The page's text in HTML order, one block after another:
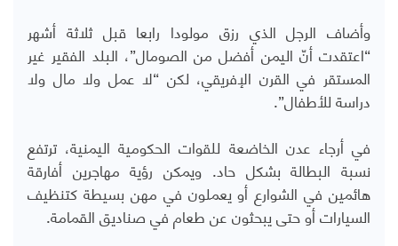
وأضاف الرجل الذي رزق مولودا رابعا قبل ثلاثة أشهر
“اعتقدت أنّ اليمن أفضل من الصومال”، البلد الفقير غير
المستقر في القرن الإفريقي، لكن “لا عمل ولا مال ولا
دراسة للأطفال”.
في أرجاء عدن الخاضعة للقوات الحكومية اليمنية، ترتفع
نسبة البطالة بشكل حاد. ويمكن رؤية مهاجرين أفارقة
هائمين في الشوارع أو يعملون في مهن بسيطة كتنظيف
السيارات أو حتى يبحثون عن طعام في صناديق القمامة.